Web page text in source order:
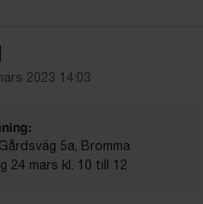
2023 14:03
Gårdsväg 5a, Bromma
24 mars kl. 10 till 12